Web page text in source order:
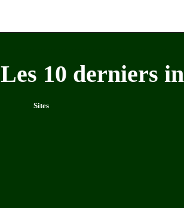
Les 10 derniers
Sites